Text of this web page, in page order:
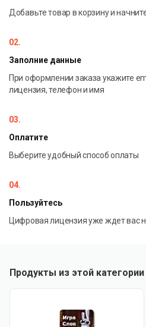
Добавьте товар в корзину и
02.
Заполние данные
При оформлении заказа укажите
лицензия, телефон и имя
03.
Оплатите
Выберите удобный способ оплаты
04.
Пользуйтесь
Цифровая лицензия уже ждет вас
Продукты из этой категории